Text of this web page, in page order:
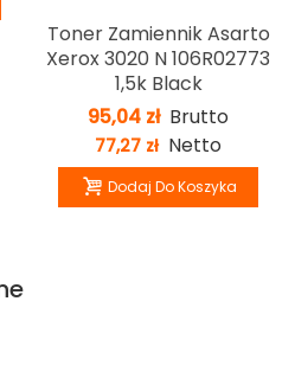
Toner Zamiennik Asarto
Xerox 3020 N 106R02773
1,5k Black
95,04 zł Brutto
77,27 zł Netto
Dodaj Do Koszyka